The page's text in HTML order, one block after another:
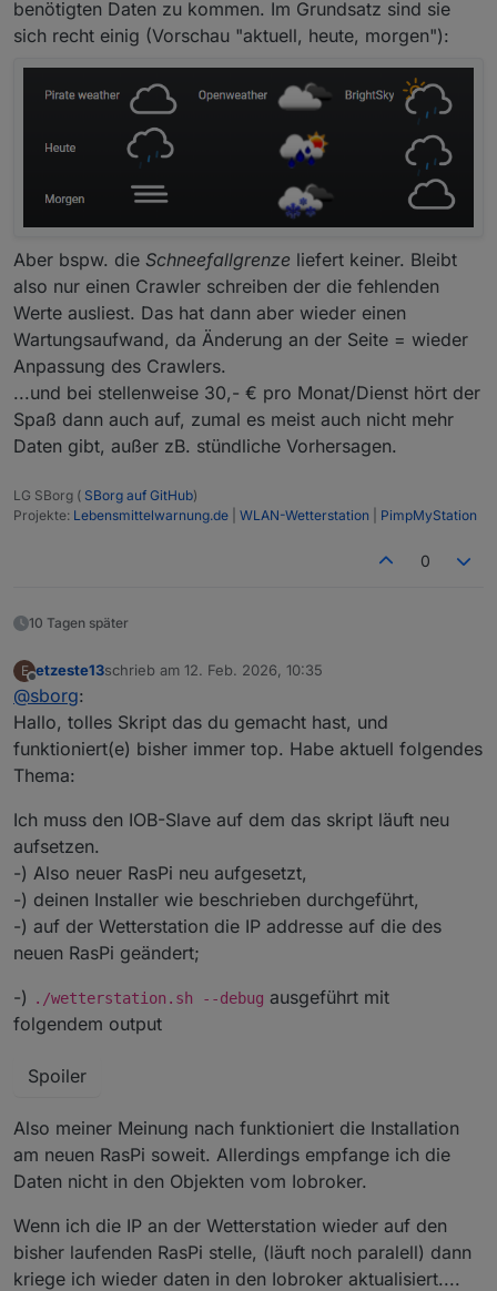
benötigten Daten zu kommen. Im Grundsatz sind sie
sich recht einig (Vorschau "aktuell, heute, morgen"):
Aber bspw. die Schneefallgrenze liefert keiner. Bleibt
also nur einen Crawler schreiben der die fehlenden
Werte ausliest. Das hat dann aber wieder einen
Wartungsaufwand, da Änderung an der Seite = wieder
Anpassung des Crawlers.
...und bei stellenweise 30,- € pro Monat/Dienst hört der
Spaß dann auch auf, zumal es meist auch nicht mehr
Daten gibt, außer zB. stündliche Vorhersagen.
LG SBorg ( SBorg auf GitHub)
Projekte: Lebensmittelwarnung.de WLAN-Wetterstation PimpMyStation
0
10 Tagen später
E
Offline
etzeste13schrieb am 12. Feb. 2026, 10:35
zuletzt editiert von
@sborg:
Hallo, tolles Skript das du gemacht hast, und
funktioniert(e) bisher immer top. Habe aktuell folgendes
Thema:
Ich muss den IOB-Slave auf dem das skript läuft neu
aufsetzen.
-) Also neuer RasPi neu aufgesetzt,
-) deinen Installer wie beschrieben durchgeführt,
-) auf der Wetterstation die IP addresse auf die des
neuen RasPi geändert;
-)
./wetterstation.sh --debug ausgeführt mit
folgendem output
Spoiler
Also meiner Meinung nach funktioniert die Installation
am neuen RasPi soweit. Allerdings empfange ich die
Daten nicht in den Objekten vom Iobroker.
Wenn ich die IP an der Wetterstation wieder auf den
bisher laufenden RasPi stelle, (läuft noch paralell) dann
kriege ich wieder daten in den Iobroker aktualisiert....